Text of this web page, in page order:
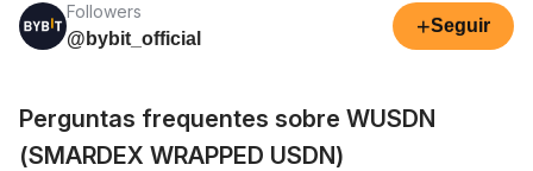
Followers
@bybit_official
+Seguir
Perguntas frequentes sobre WUSDN
(SMARDEX WRAPPED USDN)